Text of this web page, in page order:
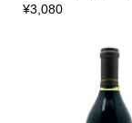
¥3,080